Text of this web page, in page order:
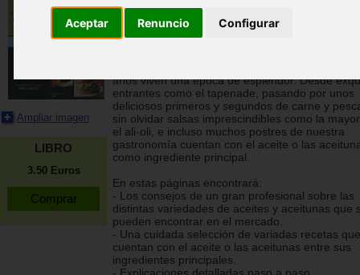
Aceptar Renuncio Configurar
Ampliar imagen
LIBRO
3.50 Euros
recetas únicas y sabrosas !.
Guillem Salazar
años viven una época de esplendor. Desde
entrantes como el tapenade, pasando por unos
deliciosos primeros y segundos de carne y
sin olvidar salsas imprescindibles como la
el ali-oli, e incluso muchos postres de nuestra
gastronomía cuentan con el aceite o las
como ingrediente principal.
En estas páginas encontrará:
- Los consejos de un gran profesional sobre las
distintas variedades de aceites y aceitunas que
pueden encontrar en el mercado.
- Una cuidada selección de variadas recetas que
cuentan con el aceite o las aceitunas entre sus
ingredientes principales.